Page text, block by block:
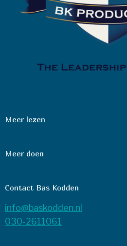
Meer lezen
Meer doen
Contact Bas Kodden
info@baskodden.nl
030-2611061